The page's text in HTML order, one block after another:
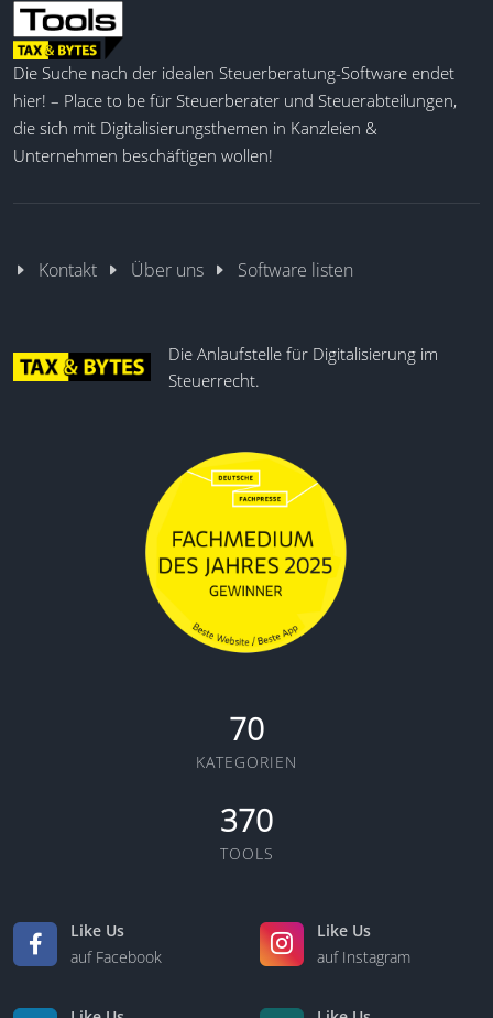
Die Suche nach der idealen Steuerberatung-Software endet
hier! – Place to be für Steuerberater und Steuerabteilungen,
die sich mit Digitalisierungsthemen in Kanzleien &
Unternehmen beschäftigen wollen!
Kontakt Über uns Software listen
Die Anlaufstelle für Digitalisierung im
Steuerrecht.
70
KATEGORIEN
370
TOOLS
Like Us
auf Facebook
Like Us
auf Instagram